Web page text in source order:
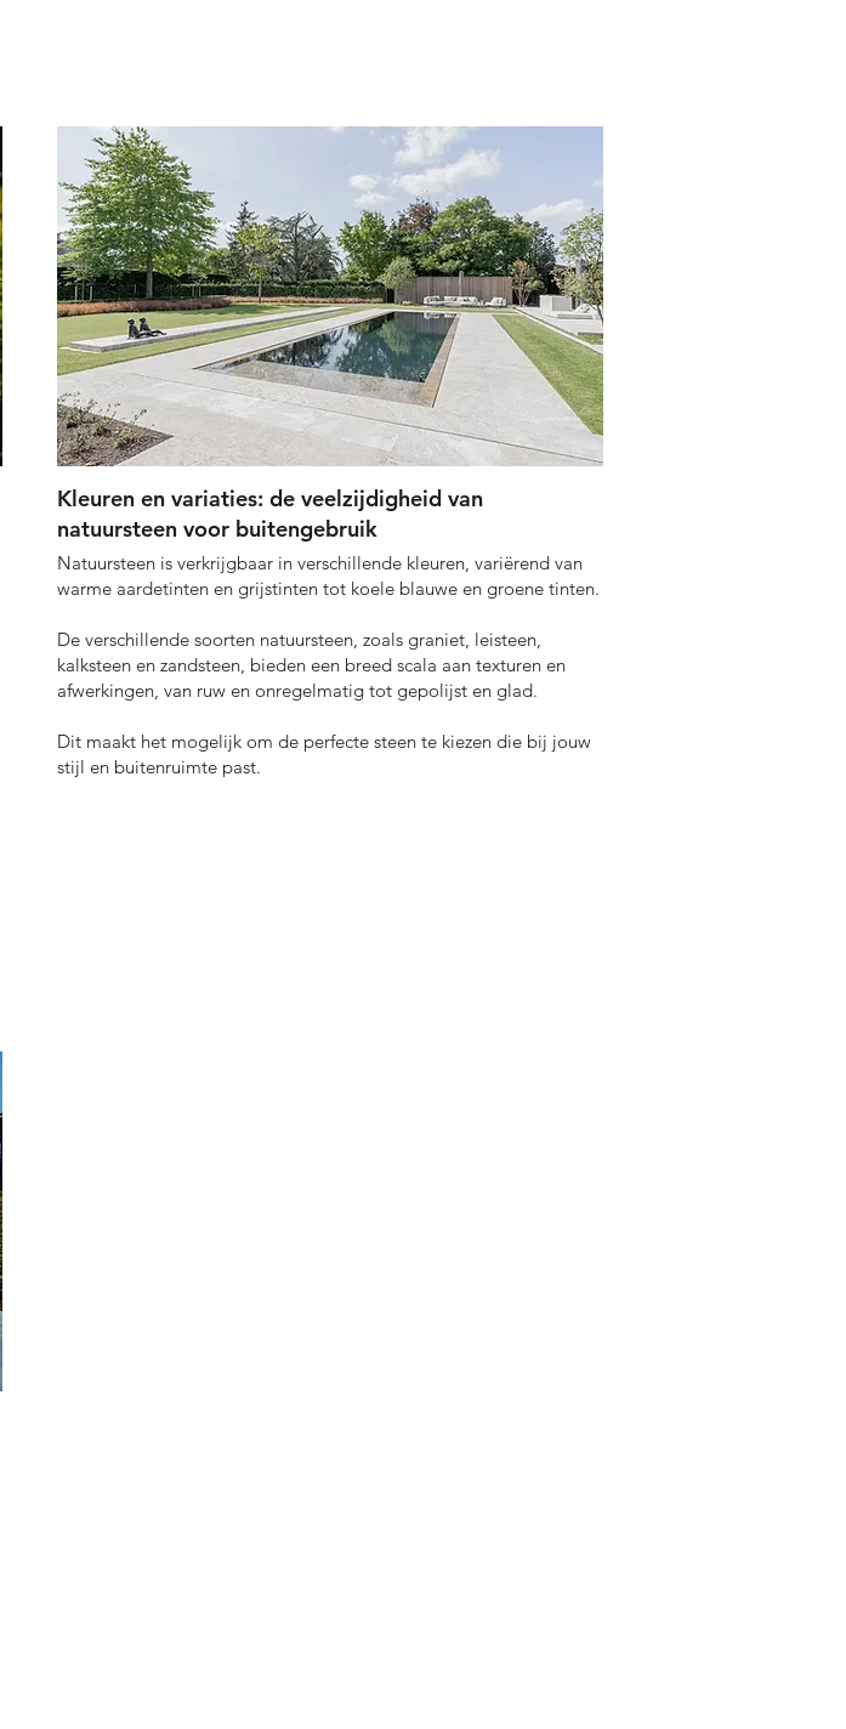
Kleuren en variaties: de veelzijdigheid van
natuursteen voor buitengebruik
Natuursteen is verkrijgbaar in verschillende kleuren, variërend van
warme aardetinten en grijstinten tot koele blauwe en groene tinten.
De verschillende soorten natuursteen, zoals graniet, leisteen,
kalksteen en zandsteen, bieden een breed scala aan texturen en
afwerkingen, van ruw en onregelmatig tot gepolijst en glad.
Dit maakt het mogelijk om de perfecte steen te kiezen die bij jouw
stijl en buitenruimte past.